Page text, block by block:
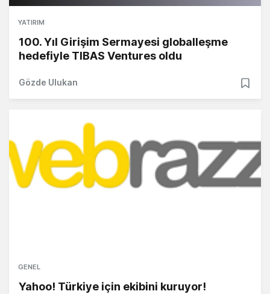
YATIRIM
100. Yıl Girişim Sermayesi globalleşme
hedefiyle TIBAS Ventures oldu
Gözde Ulukan
GENEL
Yahoo! Türkiye için ekibini kuruyor!